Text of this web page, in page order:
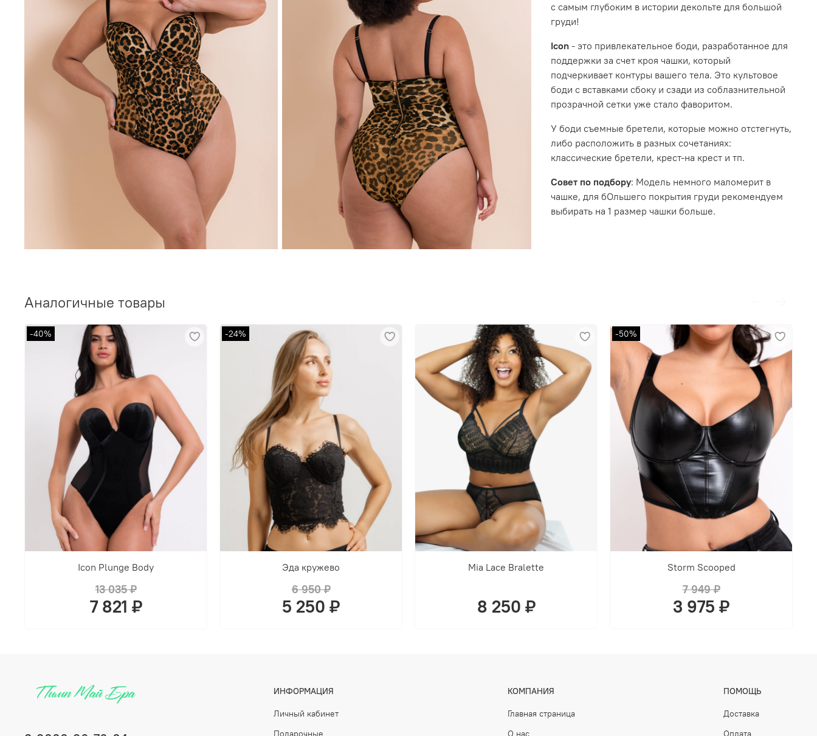
с самым глубоким в истории декольте для большой
груди!
Icon - это привлекательное боди, разработанное для
поддержки за счет кроя чашки, который
подчеркивает контуры вашего тела. Это культовое
боди с вставками сбоку и сзади из соблазнительной
прозрачной сетки уже стало фаворитом.
У боди съемные бретели, которые можно отстегнуть,
либо расположить в разных сочетаниях:
классические бретели, крест-на крест и тп.
Совет по подбору: Модель немного маломерит в
чашке, для бОльшего покрытия груди рекомендуем
выбирать на 1 размер чашки больше.
Аналогичные товары
-40%
Icon Plunge Body
13 035 ₽
7 821 ₽
-24%
Эда кружево
6 950 ₽
5 250 ₽
Mia Lace Bralette
8 250 ₽
-50%
Storm Scooped
7 949 ₽
3 975 ₽
ИНФОРМАЦИЯ
Личный кабинет
Подарочные
КОМПАНИЯ
Главная страница
О нас
ПОМОЩЬ
Доставка
Оплата